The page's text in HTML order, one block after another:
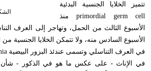
تتميز الخلايا الجنسية البدئية
primordial germ cellمنذ
الأسبوع الثالث من الحمل، وتهاجر إلى العرف
الأسبوع السادس منه، ولا تتمكن الخلايا الجنسية من
في العرف التناسلي وتسمى عندئذ البزور البيضية
في الإناث - على عكس ما هو في الذكور - شأن